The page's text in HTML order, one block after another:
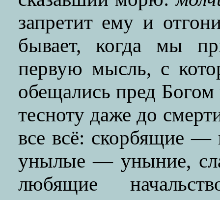
запретит ему и
бывает, когда мы
первую мысль, с
обещались пред Богом
тесноту даже до
все всё: скорбящие —
унылые — уныние,
любящие